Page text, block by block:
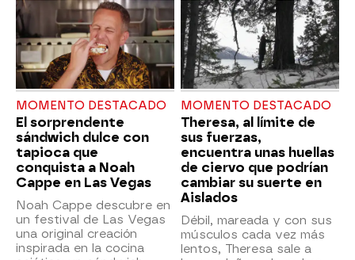
MOMENTO DESTACADO
El sorprendente
sándwich dulce con
tapioca que
conquista a Noah
Cappe en Las Vegas
Noah Cappe descubre en
un festival de Las Vegas
una original creación
inspirada en la cocina
MOMENTO DESTACADO
Theresa, al límite de
sus fuerzas,
encuentra unas huellas
de ciervo que podrían
cambiar su suerte en
Aislados
Débil, mareada y con sus
músculos cada vez más
lentos, Theresa sale a